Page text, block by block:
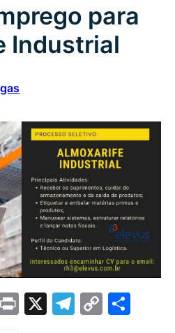
para
Industrial
Print
X Telegram
Copy